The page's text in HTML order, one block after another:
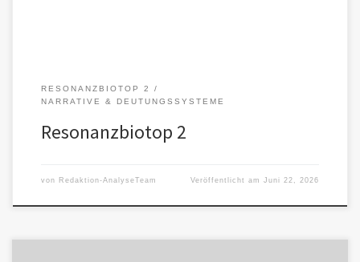
RESONANZBIOTOP 2
NARRATIVE & DEUTUNGSSYSTEME
Resonanzbiotop 2
von Redaktion-AnalyseTeam Veröffentlicht amJuni 22, 2026